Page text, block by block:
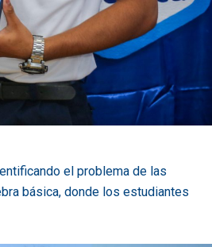
el problema de las
básica, donde los estudiantes